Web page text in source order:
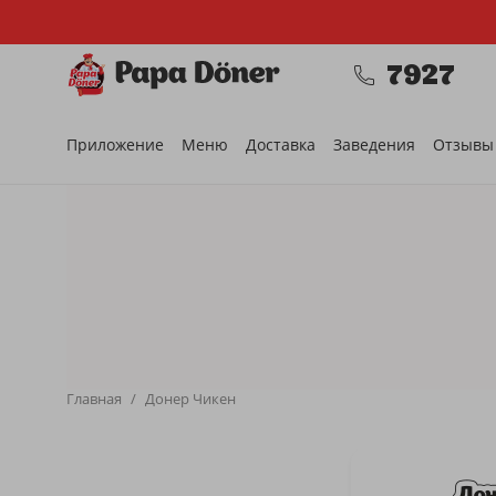
7927
Приложение Меню Доставка Заведения Отзывы
Донеры Хантеры Стики Боксы Фритосы
Главная / Донер Чикен